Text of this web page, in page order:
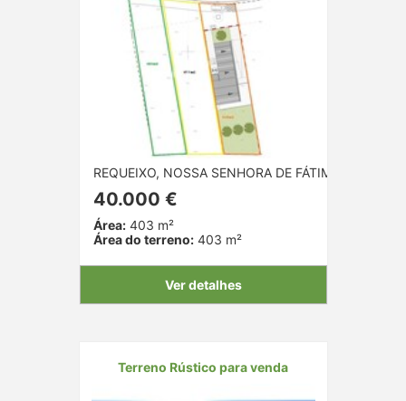
REQUEIXO, NOSSA SENHORA DE FÁTIMA E NARIZ,
40.000 €
Área:403 m²
Área do terreno:403 m²
Ver detalhes
Terreno Rústico para venda